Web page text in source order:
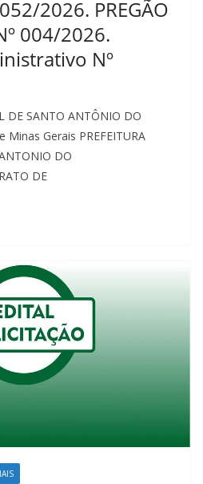
2026. PREGÃO
004/2026.
Nº
DE SANTO ANTÔNIO DO
Minas Gerais PREFEITURA
DO
DE